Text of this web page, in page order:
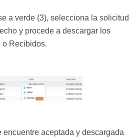
a verde (3), selecciona la solicitud
y procede a descargar los
o Recibidos.
encuentre aceptada y descargada